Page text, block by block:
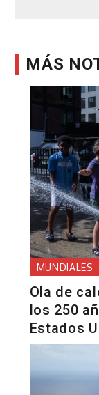
MÁS
MUNDIALES
Ola de
los 250
Estados